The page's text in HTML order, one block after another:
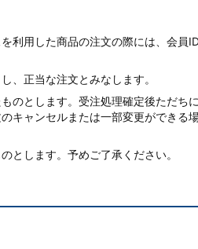
利用した商品の注文の際には、会員
、正当な注文とみなします。
のとします。受注処理確定後ただち
キャンセルまたは一部変更ができる
とします。予めご了承ください。